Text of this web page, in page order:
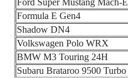
Formula E Gen4
Shadow DN4
Volkswagen Polo WRX
BMW M3 Touring 24H
Subaru Brataroo 9500 Turbo